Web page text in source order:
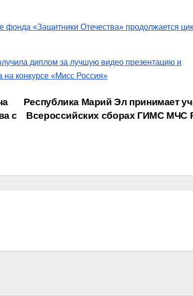
фонда «Защитники Отечества» продолжается
диплом за лучшую видео презентацию и
на конкурсе «Мисс Россия»
Республика Марий Эл принимает
Всероссийских сборах ГИМС МЧС
с